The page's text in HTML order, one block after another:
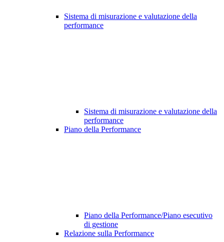
Sistema di misurazione e valutazione della
performance
Sistema di misurazione e valutazione della
performance
Piano della Performance
Piano della Performance/Piano esecutivo
di gestione
Relazione sulla Performance